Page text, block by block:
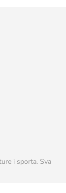
i sporta. Sva